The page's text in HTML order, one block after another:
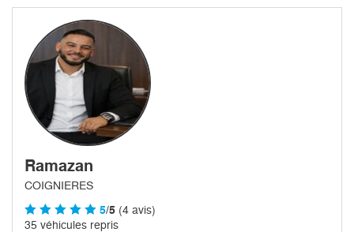
Ramazan
COIGNIERES
5/5 (4 avis)
35 véhicules repris